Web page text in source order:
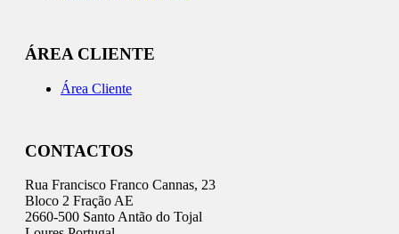
ÁREA CLIENTE
Área Cliente
CONTACTOS
Rua Francisco Franco Cannas, 23
Bloco 2 Fração AE
2660-500 Santo Antão do Tojal